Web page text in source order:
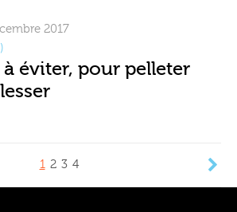
2017
éviter, pour pelleter
1 2 3 4